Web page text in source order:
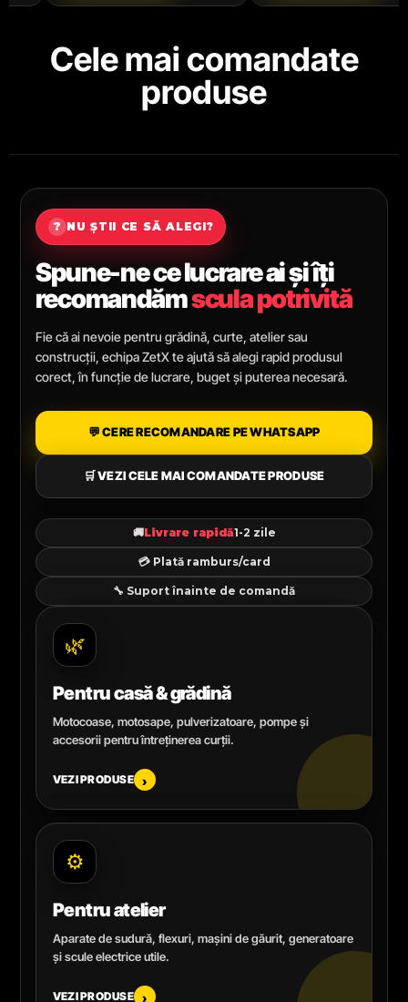
Cele mai comandate
produse
? NU ȘTII CE SĂ ALEGI?
Spune-ne ce lucrare ai și îți
recomandămscula potrivită
Fie că ai nevoie pentru grădină, curte, atelier sau
construcții, echipa ZetX te ajută să alegi rapid produsul
corect, în funcție de lucrare, buget și puterea necesară.
💬 CERE RECOMANDARE PE WHATSAPP
🛒 VEZI CELE MAI COMANDATE PRODUSE
🚚Livrare rapidă1-2 zile
💳 Plată ramburs/card
🔧 Suport înainte de comandă
🌿
Pentru casă & grădină
Motocoase, motosape, pulverizatoare, pompe și
accesorii pentru întreținerea curții.
VEZI PRODUSE ›
⚙️
Pentru atelier
Aparate de sudură, flexuri, mașini de găurit, generatoare
și scule electrice utile.
VEZI PRODUSE ›